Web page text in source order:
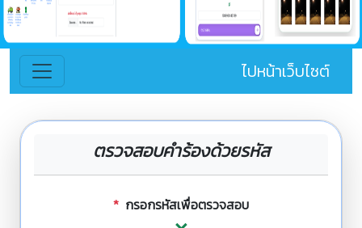
ไปหน้าเว็บไซต์
ตรวจสอบคำร้องด้วยรหัส
* กรอกรหัสเพื่อตรวจสอบ